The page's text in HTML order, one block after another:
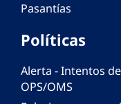
Pasantías
Políticas
Alerta - Intentos
OPS/OMS